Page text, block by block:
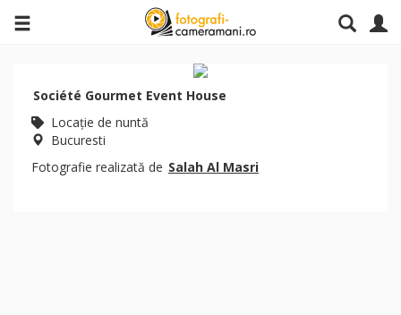
Société Gourmet Event House
Locaţie de nuntă
Bucuresti
Fotografie realizată de Salah Al Masri